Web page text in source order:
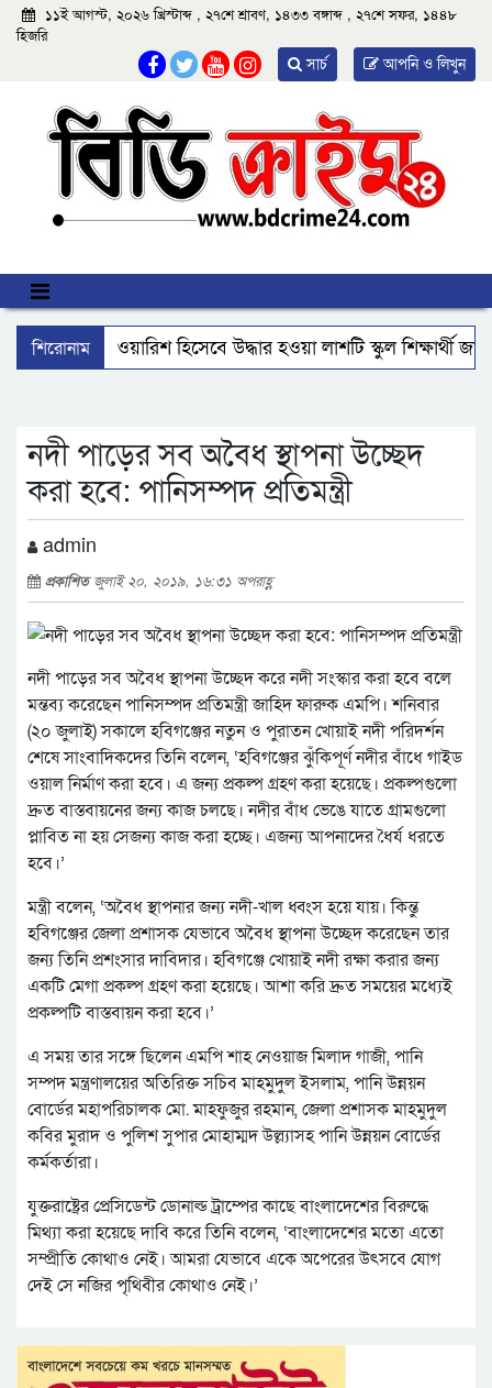
১১ই আগস্ট, ২০২৬ খ্রিস্টাব্দ , ২৭শে শ্রাবণ, ১৪৩৩ বঙ্গাব্দ , ২৭শে সফর, ১৪৪৮
হিজরি
আপনি ও লিখুন
সার্চ
শিরোনাম
আমতলীতে বেওয়ারিশ হিসেবে উদ্ধার হওয়া লাশটি স্কুল শিক্ষার্থী
নদী পাড়ের সব অবৈধ স্থাপনা উচ্ছেদ
করা হবে: পানিসম্পদ প্রতিমন্ত্রী
admin
প্রকাশিতজুলাই ২০, ২০১৯, ১৬:৩১ অপরাহ্ণ
নদী পাড়ের সব অবৈধ স্থাপনা উচ্ছেদ করে নদী সংস্কার করা হবে বলে
মন্তব্য করেছেন পানিসম্পদ প্রতিমন্ত্রী জাহিদ ফারুক এমপি। শনিবার
(২০ জুলাই) সকালে হবিগঞ্জের নতুন ও পুরাতন খোয়াই নদী পরিদর্শন
শেষে সাংবাদিকদের তিনি বলেন, ‘হবিগঞ্জের ঝুঁকিপূর্ণ নদীর বাঁধে গাইড
ওয়াল নির্মাণ করা হবে। এ জন্য প্রকল্প গ্রহণ করা হয়েছে। প্রকল্পগুলো
দ্রুত বাস্তবায়নের জন্য কাজ চলছে। নদীর বাঁধ ভেঙে যাতে গ্রামগুলো
প্লাবিত না হয় সেজন্য কাজ করা হচ্ছে। এজন্য আপনাদের ধৈর্য ধরতে
হবে।’
মন্ত্রী বলেন, ‘অবৈধ স্থাপনার জন্য নদী-খাল ধ্বংস হয়ে যায়। কিন্তু
হবিগঞ্জের জেলা প্রশাসক যেভাবে অবৈধ স্থাপনা উচ্ছেদ করেছেন তার
জন্য তিনি প্রশংসার দাবিদার। হবিগঞ্জে খোয়াই নদী রক্ষা করার জন্য
একটি মেগা প্রকল্প গ্রহণ করা হয়েছে। আশা করি দ্রুত সময়ের মধ্যেই
প্রকল্পটি বাস্তবায়ন করা হবে।’
এ সময় তার সঙ্গে ছিলেন এমপি শাহ নেওয়াজ মিলাদ গাজী, পানি
সম্পদ মন্ত্রণালয়ের অতিরিক্ত সচিব মাহমুদুল ইসলাম, পানি উন্নয়ন
বোর্ডের মহাপরিচালক মো. মাহফুজুর রহমান, জেলা প্রশাসক মাহমুদুল
কবির মুরাদ ও পুলিশ সুপার মোহাম্মদ উল্ল্যাসহ পানি উন্নয়ন বোর্ডের
কর্মকর্তারা।
যুক্তরাষ্ট্রের প্রেসিডেন্ট ডোনাল্ড ট্রাম্পের কাছে বাংলাদেশের বিরুদ্ধে
মিথ্যা করা হয়েছে দাবি করে তিনি বলেন, ‘বাংলাদেশের মতো এতো
সম্প্রীতি কোথাও নেই। আমরা যেভাবে একে অপেরের উৎসবে যোগ
দেই সে নজির পৃথিবীর কোথাও নেই।’